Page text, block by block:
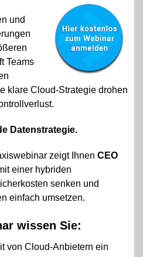
und
Teams
klare Cloud-Strategie drohen
Datenstrategie.
zeigt Ihnen CEO
einer hybriden
senken und
einfach umsetzen.
wissen Sie:
von Cloud-Anbietern ein